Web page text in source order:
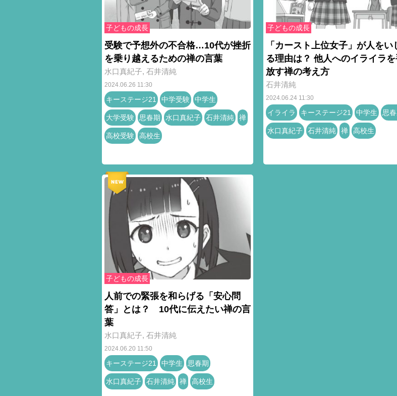
子どもの成長
受験で予想外の不合格…10代が挫折
を乗り越えるための禅の言葉
水口真紀子, 石井清純
2024.06.26 11:30
キーステージ21 中学受験 中学生
大学受験 思春期 水口真紀子 石井清純 禅
高校受験 高校生
子どもの成長
「カースト上位女子」が人をい
る理由は？ 他人へのイライラ
放す禅の考え方
石井清純
2024.06.24 11:30
イライラ キーステージ21 中学生 思
水口真紀子 石井清純 禅 高校生
子どもの成長
人前での緊張を和らげる「安心問
答」とは？ 10代に伝えたい禅の言
葉
水口真紀子, 石井清純
2024.06.20 11:50
キーステージ21 中学生 思春期
水口真紀子 石井清純 禅 高校生